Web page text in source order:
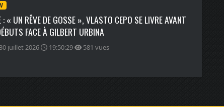
: « UN RÊVE DE GOSSE », VLASTO CEPO SE LIVRE AVANT
FACE À GILBERT URBINA
juillet 2026 19:50:29 581 vues